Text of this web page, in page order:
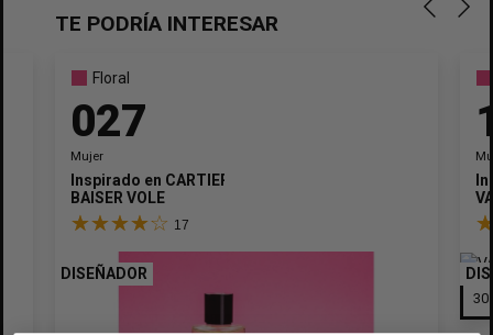
Crear lista de deseos ×
TE PODRÍA INTERESAR
Floral
027
Mujer
Inspirado en CARTIER
BAISER VOLE
17
DISEÑADOR